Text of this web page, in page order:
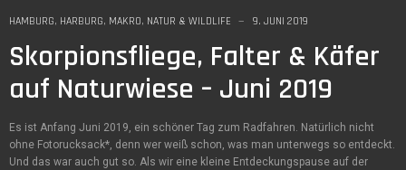
HAMBURG, HARBURG, MAKRO, NATUR & WILDLIFE 9. JUNI 2019
Skorpionsfliege, Falter & Käfer
auf Naturwiese – Juni 2019
Es ist Anfang Juni 2019, ein schöner Tag zum Radfahren. Natürlich nicht
ohne Fotorucksack*, denn wer weiß schon, was man unterwegs so entdeckt.
Und das war auch gut so. Als wir eine kleine Entdeckungspause auf der